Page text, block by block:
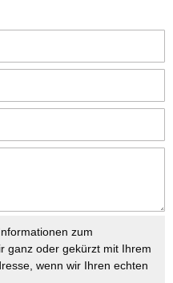
zum
ganz oder gekürzt mit Ihrem
wenn wir Ihren echten